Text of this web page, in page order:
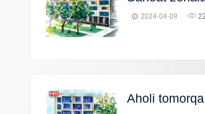
2024-04-09
Aholi